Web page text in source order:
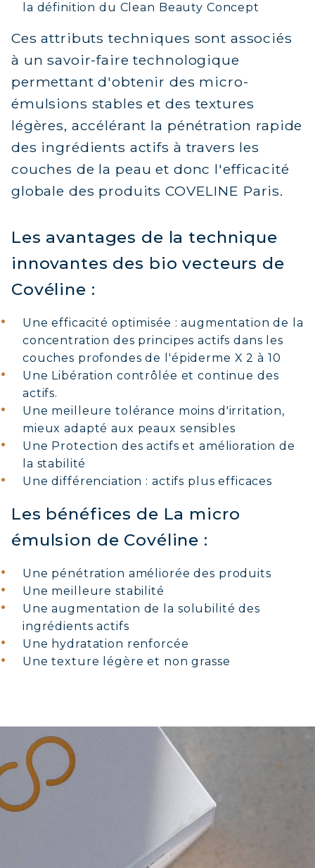
la définition du Clean Beauty Concept
Ces attributs techniques sont associés
à un savoir-faire technologique
permettant d'obtenir des micro-
émulsions stables et des textures
légères, accélérant la pénétration rapide
des ingrédients actifs à travers les
couches de la peau et donc l'efficacité
globale des produits COVELINE Paris.
Les avantages de la technique
innovantes des bio vecteurs de
Covéline :
Une efficacité optimisée : augmentation de la
concentration des principes actifs dans les
couches profondes de l'épiderme X 2 à 10
Une Libération contrôlée et continue des
actifs.
Une meilleure tolérance moins d'irritation,
mieux adapté aux peaux sensibles
Une Protection des actifs et amélioration de
la stabilité
Une différenciation : actifs plus efficaces
Les bénéfices de La micro
émulsion de Covéline :
Une pénétration améliorée des produits
Une meilleure stabilité
Une augmentation de la solubilité des
ingrédients actifs
Une hydratation renforcée
Une texture légère et non grasse